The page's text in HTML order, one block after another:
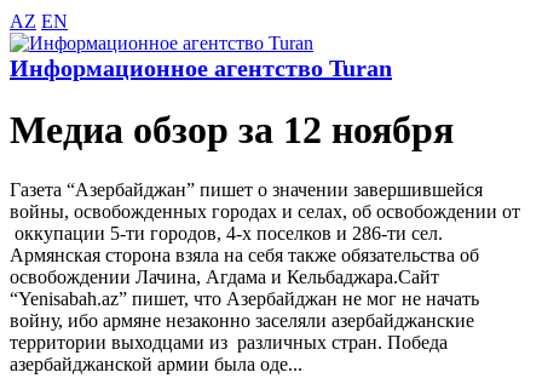
AZ EN
Информационное агентство Turan
Meдиа обзор за 12 ноября
Газета “Aзербайджан” пишет о значении завершившейся
войны, освобожденных городах и селах, об освобождении от
оккупации 5-ти городов, 4-х поселков и 286-ти сел.
Армянская сторона взяла на себя также обязательства об
освобождении Лачина, Агдама и Кельбаджара.Сайт
“Yenisabah.az” пишет, что Азербайджан не мог не начать
войну, ибо армяне незаконно заселяли азербайджанские
территории выходцами из различных стран. Победа
азербайджанской армии была оде...